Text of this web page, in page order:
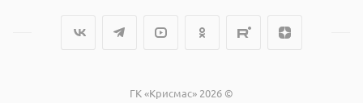
ГК «Крисмас» 2026 ©